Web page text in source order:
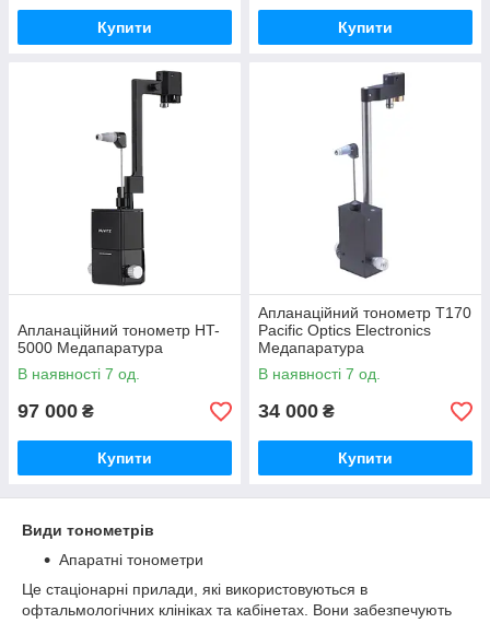
Купити Купити
Апланаційний тонометр HT-
5000 Медапаратура
В наявності 7 од.
97 000 ₴
Купити
Апланаційний тонометр T170
Pacific Optics Electronics
Медапаратура
В наявності 7 од.
34 000 ₴
Купити
Види тонометрів
Апаратні тонометри
Це стаціонарні прилади, які використовуються в
офтальмологічних клініках та кабінетах. Вони забезпечують